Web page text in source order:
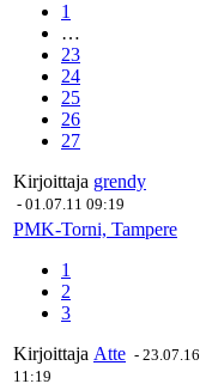
1
…
23
24
25
26
27
Kirjoittaja grendy
- 01.07.11 09:19
PMK-Torni, Tampere
1
2
3
Kirjoittaja Atte - 23.07.16
11:19